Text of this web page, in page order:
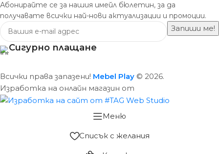
Абонирайте се за нашия имейл бюлетин, за да
получавате всички най-нови актуализации и промоции.
Сигурно плащане
Всички права запазени! Mebel Play © 2026.
Изработка на онлайн магазин от
Меню
Списък с желания